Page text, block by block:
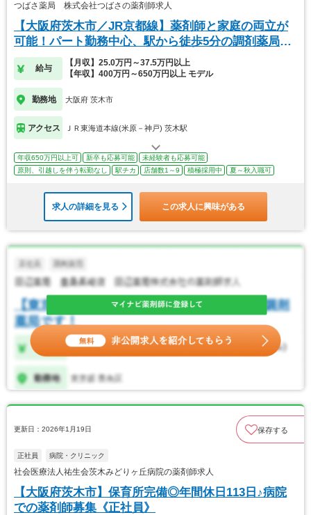
つばさ薬局 株式会社つばさの薬剤師求人
【大阪府茨木市／JR京都線】薬剤師と家庭の両立が
可能！パート勤務中心、駅から徒歩5分の調剤薬局で
す！
給与
【月収】25.0万円～37.5万円以上
【年収】400万円～650万円以上 モデル
勤務地 大阪府 茨木市
アクセス ＪＲ東海道本線(米原－神戸) 茨木駅
年収650万円以上可 新卒も応募可能
未経験者も応募可能
原則、引越しを伴う転勤なし
駅チカ 店舗数1～9 積極採用中 夏～秋入職可
求人の詳細を見る この求人に興味がある
更新日：2026年1月19日 保存する
正社員 病院・クリニック
社会医療法人祐生会茨木みどりヶ丘病院の薬剤師求人
【大阪府茨木市】保育所完備◎年間休日113日♪病院
での薬剤師募集《正社員》